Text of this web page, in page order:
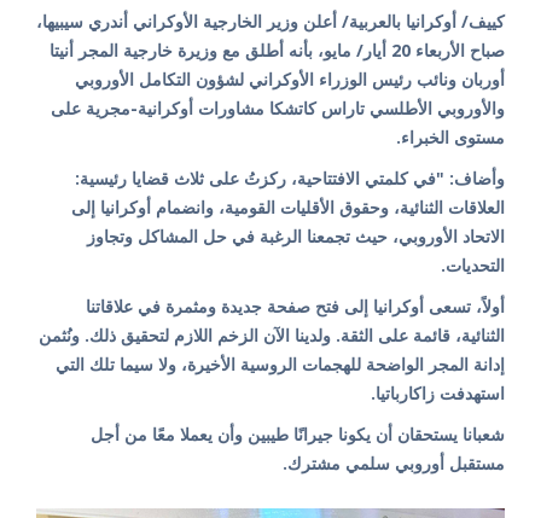
كييف/ أوكرانيا بالعربية/ أعلن وزير الخارجية الأوكراني أندري سيبيها،
صباح الأربعاء 20 أيار/ مايو، بأنه أطلق مع وزيرة خارجية المجر أنيتا
أوربان ونائب رئيس الوزراء الأوكراني لشؤون التكامل الأوروبي
والأوروبي الأطلسي تاراس كاتشكا مشاورات أوكرانية-مجرية على
مستوى الخبراء.
وأضاف: "في كلمتي الافتتاحية، ركزتُ على ثلاث قضايا رئيسية:
العلاقات الثنائية، وحقوق الأقليات القومية، وانضمام أوكرانيا إلى
الاتحاد الأوروبي، حيث تجمعنا الرغبة في حل المشاكل وتجاوز
التحديات.
أولاً، تسعى أوكرانيا إلى فتح صفحة جديدة ومثمرة في علاقاتنا
الثنائية، قائمة على الثقة. ولدينا الآن الزخم اللازم لتحقيق ذلك. ونُثمن
إدانة المجر الواضحة للهجمات الروسية الأخيرة، ولا سيما تلك التي
استهدفت زاكارباتيا.
شعبانا يستحقان أن يكونا جيرانًا طيبين وأن يعملا معًا من أجل
مستقبل أوروبي سلمي مشترك.